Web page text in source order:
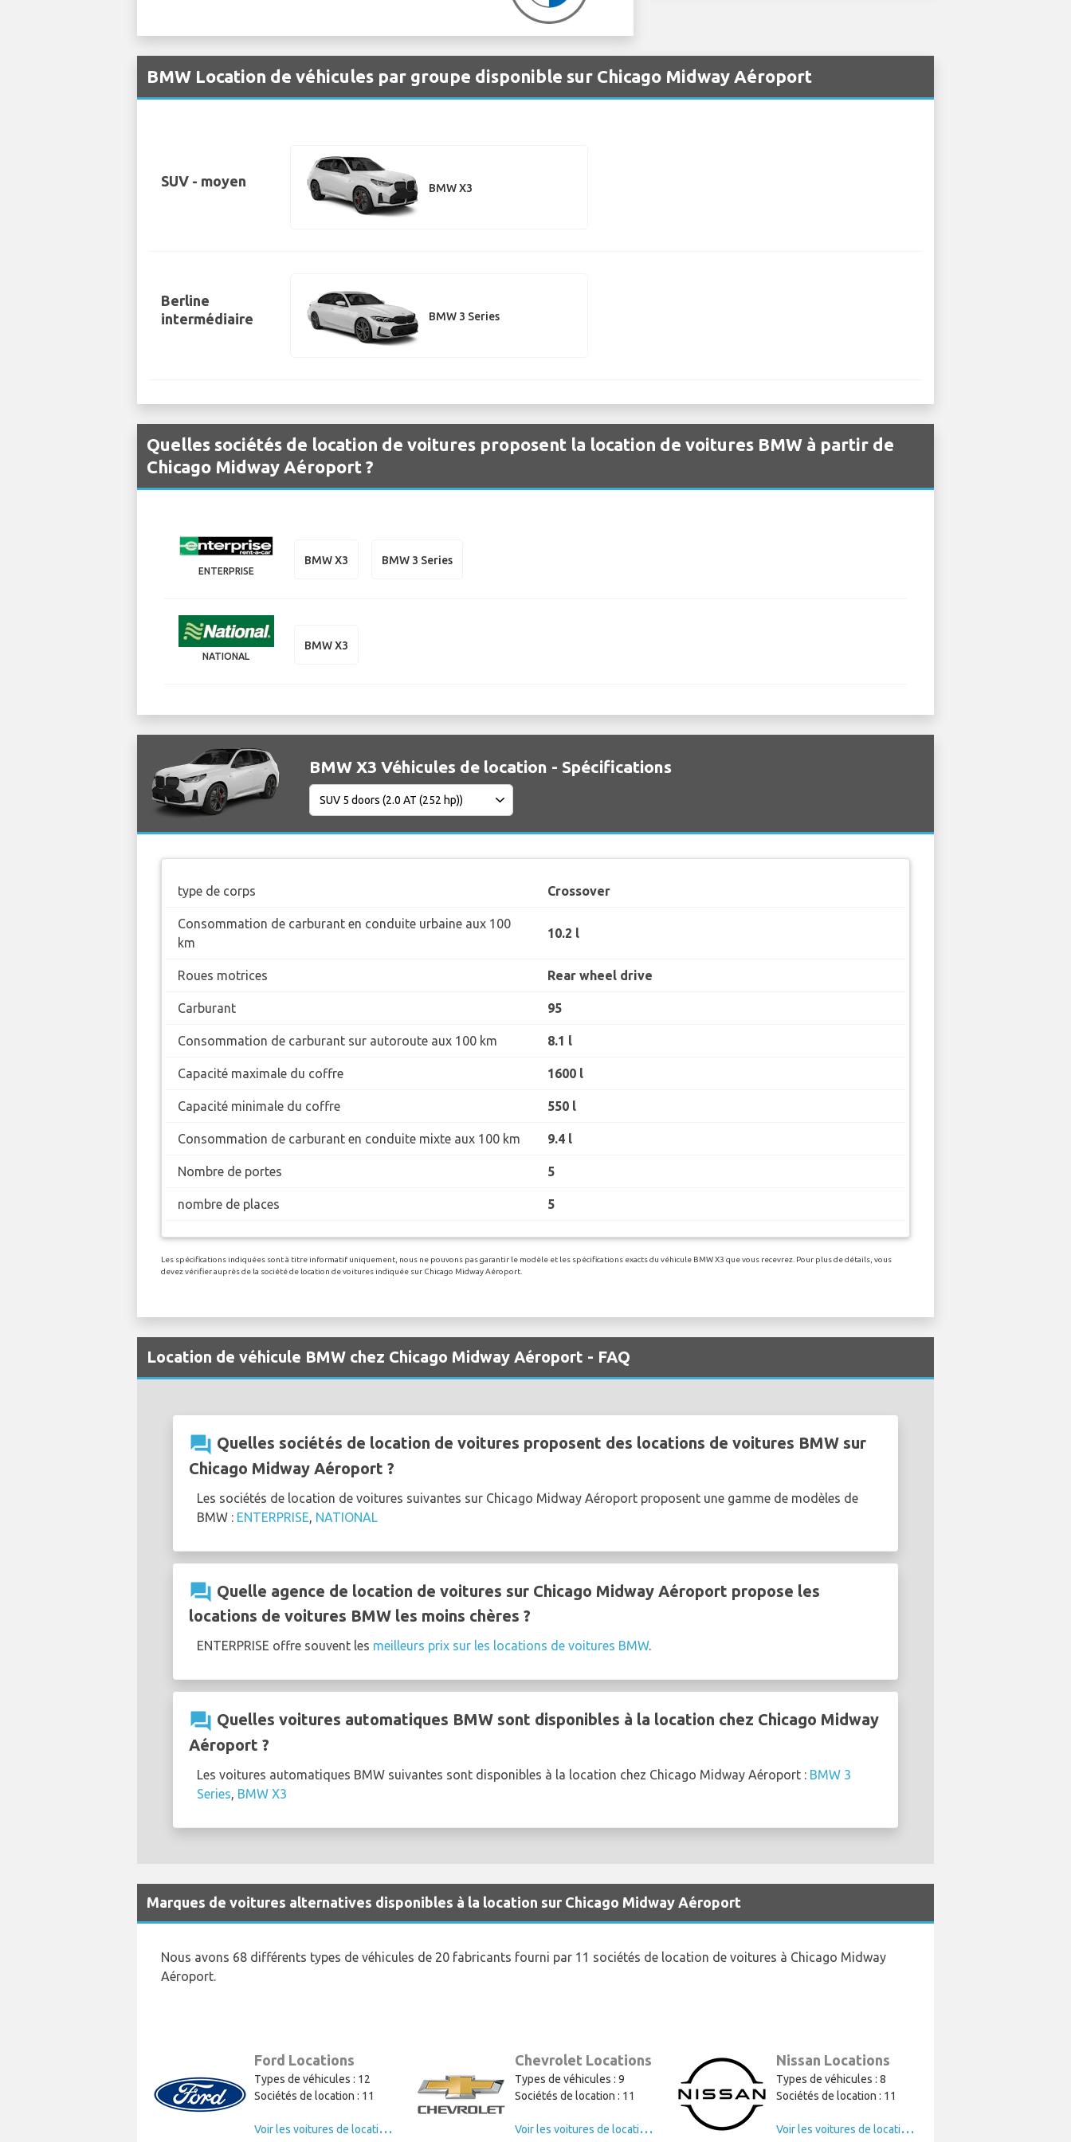
BMW Location de véhicules par groupe disponible sur Chicago Midway Aéroport
SUV - moyen BMW X3
Berline
intermédiaire
BMW 3 Series
Quelles sociétés de location de voitures proposent la location de voitures BMW à partir de
Chicago Midway Aéroport ?
ENTERPRISE
BMW X3 BMW 3 Series
NATIONAL
BMW X3
BMW X3 Véhicules de location - Spécifications
type de corps Crossover
Consommation de carburant en conduite urbaine aux 100
km
10.2 l
Roues motrices Rear wheel drive
Carburant 95
Consommation de carburant sur autoroute aux 100 km 8.1 l
Capacité maximale du coffre 1600 l
Capacité minimale du coffre 550 l
Consommation de carburant en conduite mixte aux 100 km 9.4 l
Nombre de portes 5
nombre de places 5
Les spécifications indiquées sont à titre informatif uniquement, nous ne pouvons pas garantir le modèle et les spécifications exacts du véhicule BMW X3 que vous recevrez. Pour plus de détails, vous
devez vérifier auprès de la société de location de voitures indiquée sur Chicago Midway Aéroport.
Location de véhicule BMW chez Chicago Midway Aéroport - FAQ
question_answer Quelles sociétés de location de voitures proposent des locations de voitures BMW sur
Chicago Midway Aéroport ?
Les sociétés de location de voitures suivantes sur Chicago Midway Aéroport proposent une gamme de modèles de
BMW : ENTERPRISE, NATIONAL
question_answer Quelle agence de location de voitures sur Chicago Midway Aéroport propose les
locations de voitures BMW les moins chères ?
ENTERPRISE offre souvent les meilleurs prix sur les locations de voitures BMW.
question_answer Quelles voitures automatiques BMW sont disponibles à la location chez Chicago Midway
Aéroport ?
Les voitures automatiques BMW suivantes sont disponibles à la location chez Chicago Midway Aéroport : BMW 3
Series, BMW X3
Marques de voitures alternatives disponibles à la location sur Chicago Midway Aéroport
Nous avons 68 différents types de véhicules de 20 fabricants fourni par 11 sociétés de location de voitures à Chicago Midway
Aéroport.
Ford Locations
Types de véhicules : 12
Sociétés de location : 11
V
oir les voitures de location de Ford
Chevrolet Locations
Types de véhicules : 9
Sociétés de location : 11
V
oir les voitures de location de Chevrolet
Nissan Locations
Types de véhicules : 8
Sociétés de location : 11
V
oir les voitures de location de Nissan